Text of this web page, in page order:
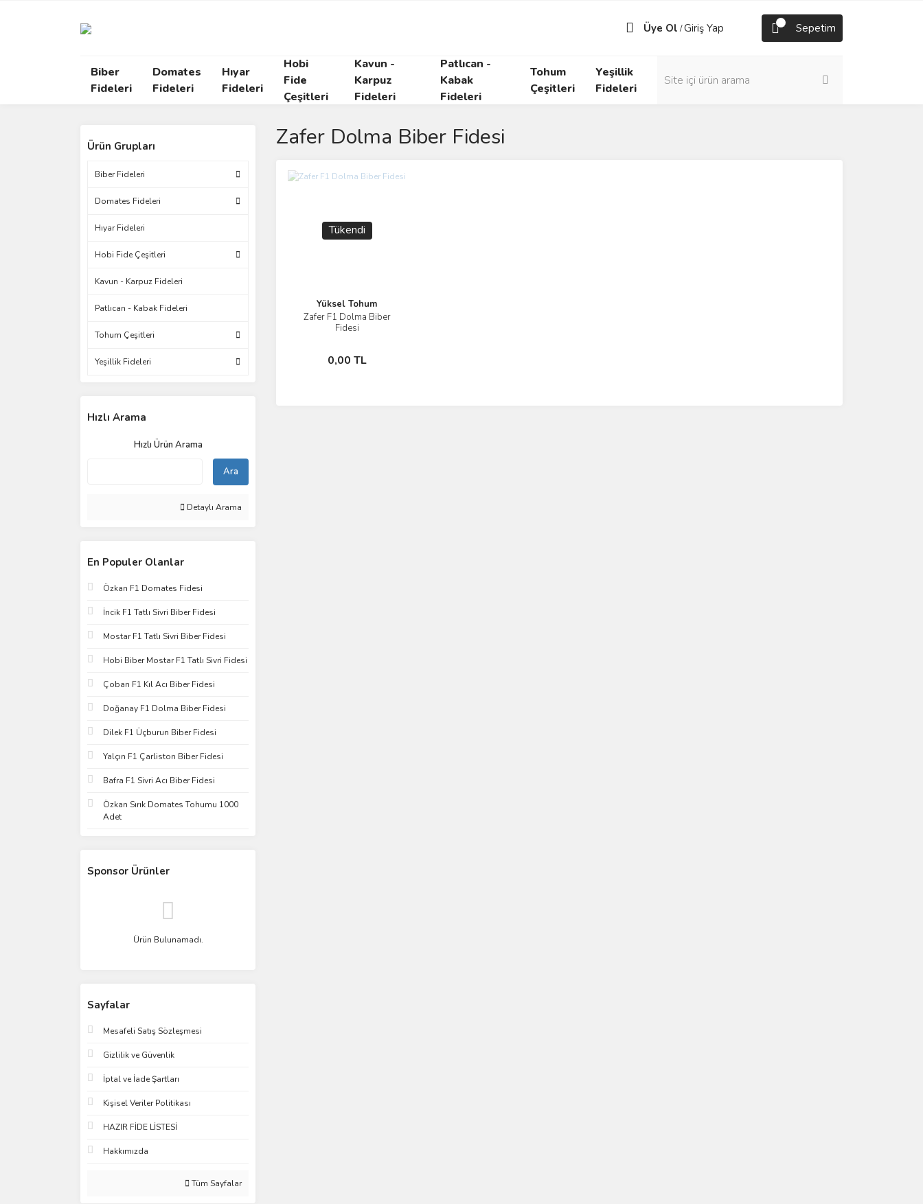
Üye Ol /Giriş Yap Sepetim
Biber
Fideleri
Domates
Fideleri
Hıyar
Fideleri
Hobi
Fide
Çeşitleri
Kavun -
Karpuz
Fideleri
Patlıcan -
Kabak
Fideleri
Tohum
Çeşitleri
Yeşillik
Fideleri
Ürün Grupları
Biber Fideleri
Domates Fideleri
Hıyar Fideleri
Hobi Fide Çeşitleri
Kavun - Karpuz Fideleri
Patlıcan - Kabak Fideleri
Tohum Çeşitleri
Yeşillik Fideleri
Hızlı Arama
Hızlı Ürün Arama
Ara
Detaylı Arama
En Populer Olanlar
Özkan F1 Domates Fidesi
İncik F1 Tatlı Sivri Biber Fidesi
Mostar F1 Tatlı Sivri Biber Fidesi
Hobi Biber Mostar F1 Tatlı Sivri Fidesi
Çoban F1 Kıl Acı Biber Fidesi
Doğanay F1 Dolma Biber Fidesi
Dilek F1 Üçburun Biber Fidesi
Yalçın F1 Çarliston Biber Fidesi
Bafra F1 Sivri Acı Biber Fidesi
Özkan Sırık Domates Tohumu 1000
Adet
Sponsor Ürünler
Ürün Bulunamadı.
Sayfalar
Mesafeli Satış Sözleşmesi
Gizlilik ve Güvenlik
İptal ve İade Şartları
Kişisel Veriler Politikası
HAZIR FİDE LİSTESİ
Hakkımızda
Tüm Sayfalar
Zafer Dolma Biber Fidesi
Tükendi
Yüksel Tohum
Zafer F1 Dolma Biber
Fidesi
0,00 TL
İncele
Stokta Yok